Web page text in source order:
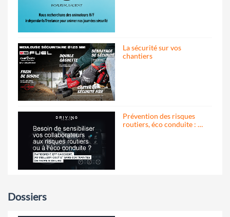
La sécurité sur vos
chantiers
Prévention des risques
routiers, éco conduite : …
Dossiers